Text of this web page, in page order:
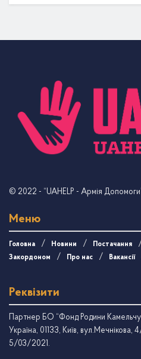
© 2022 - “UAHELP - Армія
Меню
Головна Новини Постачання
Закордоном
Про нас Вакансії
Реквізити
Партнер БО “Фонд Родини
Україна, 01133, Київ,
5/03/2021.